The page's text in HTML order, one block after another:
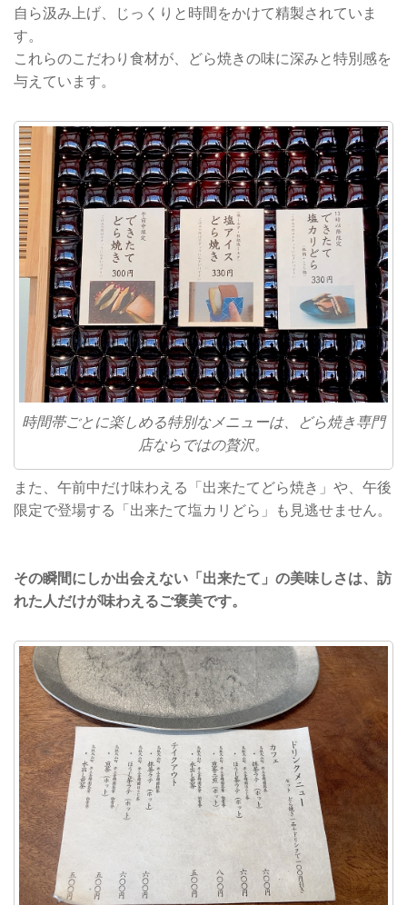
自ら汲み上げ、じっくりと時間をかけて精製されていま
す。
これらのこだわり食材が、どら焼きの味に深みと特別感を
与えています。
時間帯ごとに楽しめる特別なメニューは、どら焼き専門
店ならではの贅沢。
また、午前中だけ味わえる「出来たてどら焼き」や、午後
限定で登場する「出来たて塩カリどら」も見逃せません。
その瞬間にしか出会えない「出来たて」の美味しさは、訪
れた人だけが味わえるご褒美です。